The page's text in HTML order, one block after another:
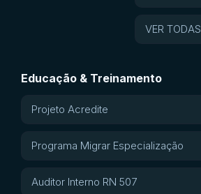
VER TODAS
Educação & Treinamento
Projeto Acredite
Programa Migrar Especialização
Auditor Interno RN 507